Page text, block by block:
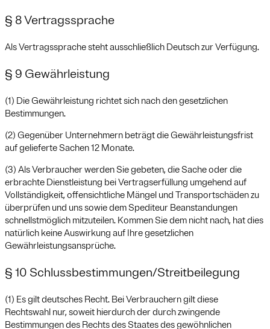
§ 8 Vertragssprache
Als Vertragssprache steht ausschließlich Deutsch zur Verfügung.
§ 9 Gewährleistung
(1) Die Gewährleistung richtet sich nach den gesetzlichen
Bestimmungen.
(2) Gegenüber Unternehmern beträgt die Gewährleistungsfrist
auf gelieferte Sachen 12 Monate.
(3) Als Verbraucher werden Sie gebeten, die Sache oder die
erbrachte Dienstleistung bei Vertragserfüllung umgehend auf
Vollständigkeit, offensichtliche Mängel und Transportschäden zu
überprüfen und uns sowie dem Spediteur Beanstandungen
schnellstmöglich mitzuteilen. Kommen Sie dem nicht nach, hat dies
natürlich keine Auswirkung auf Ihre gesetzlichen
Gewährleistungsansprüche.
§ 10 Schlussbestimmungen/Streitbeilegung
(1) Es gilt deutsches Recht. Bei Verbrauchern gilt diese
Rechtswahl nur, soweit hierdurch der durch zwingende
Bestimmungen des Rechts des Staates des gewöhnlichen